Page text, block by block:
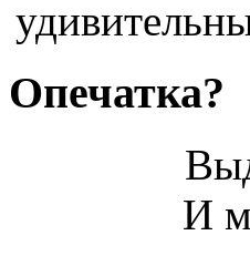
Опечатка?
И